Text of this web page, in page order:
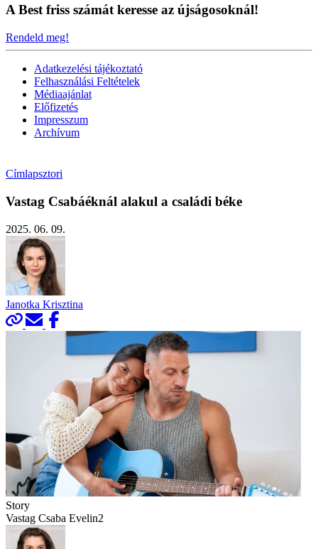
A Best friss számát keresse az újságosoknál!
Rendeld meg!
Adatkezelési tájékoztató
Felhasználási Feltételek
Médiaajánlat
Előfizetés
Impresszum
Archívum
Címlapsztori
Vastag Csabáéknál alakul a családi béke
2025. 06. 09.
Janotka Krisztina
Story
Vastag Csaba Evelin2